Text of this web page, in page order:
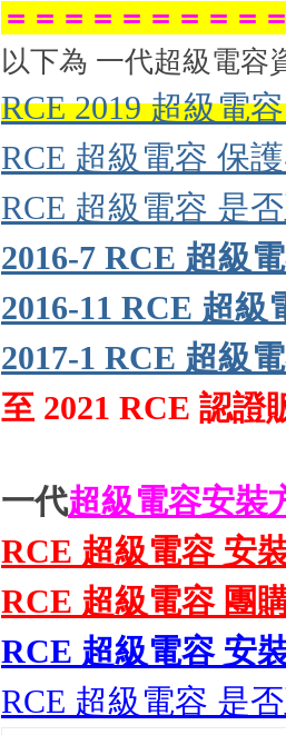
＝＝＝＝＝＝＝＝＝
以下為 一代超級電容
RCE 2019 超級電
RCE 超級電容 保
RCE 超級電容 是
2016-7 RCE 超級
2016-11 RCE 超級
2017-1 RCE 超級
至 2021 RCE 認證
一代超級電容安裝
RCE 超級電容 安
RCE 超級電容 團
RCE 超級電容 安
RCE 超級電容 是